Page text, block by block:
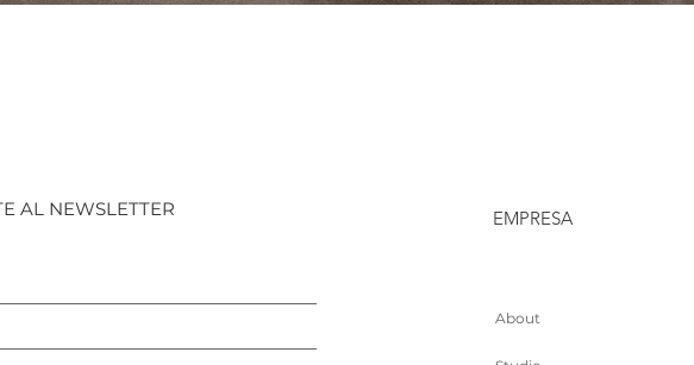
AL NEWSLETTER EMPRESA
About